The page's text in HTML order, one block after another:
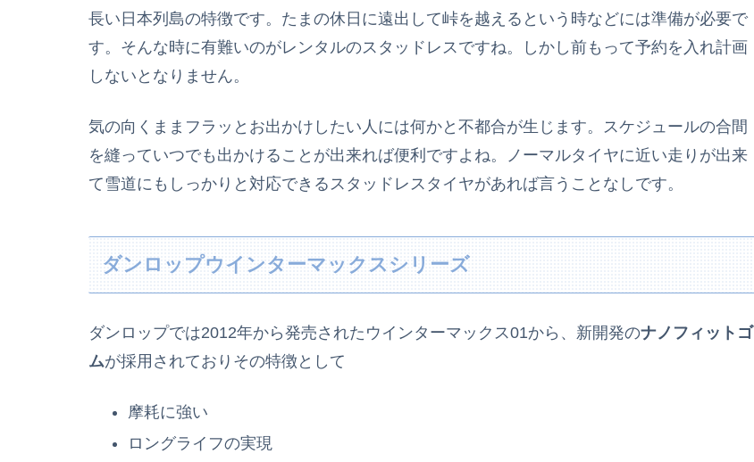
長い日本列島の特徴です。たまの休日に遠出して峠を越えるという時などには準備が必要で
す。そんな時に有難いのがレンタルのスタッドレスですね。しかし前もって予約を入れ計画
しないとなりません。
気の向くままフラッとお出かけしたい人には何かと不都合が生じます。スケジュールの合間
を縫っていつでも出かけることが出来れば便利ですよね。ノーマルタイヤに近い走りが出来
て雪道にもしっかりと対応できるスタッドレスタイヤがあれば言うことなしです。
ダンロップウインターマックスシリーズ
ダンロップでは2012年から発売されたウインターマックス01から、新開発のナノフィットゴ
ムが採用されておりその特徴として
摩耗に強い
ロングライフの実現